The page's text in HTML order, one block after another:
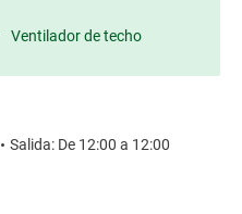
Ventilador de techo
Salida: De 12:00 a 12:00